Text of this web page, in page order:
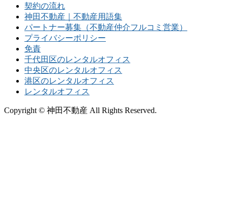
契約の流れ
神田不動産｜不動産用語集
パートナー募集（不動産仲介フルコミ営業）
プライバシーポリシー
免責
千代田区のレンタルオフィス
中央区のレンタルオフィス
港区のレンタルオフィス
レンタルオフィス
Copyright © 神田不動産 All Rights Reserved.